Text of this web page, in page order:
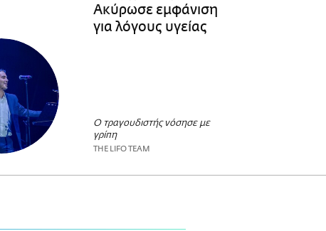
Ακύρωσε εμφάνιση
για λόγους υγείας
Ο τραγουδιστής νόσησε με
γρίπη
THE LIFO TEAM